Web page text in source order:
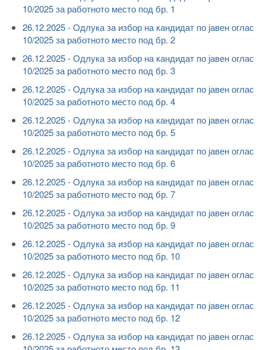
10/2025 за работното место под бр. 1
26.12.2025 - Oдлука за избор на кандидат по јавен оглас
10/2025 за работното место под бр. 2
26.12.2025 - Oдлука за избор на кандидат по јавен оглас
10/2025 за работното место под бр. 3
26.12.2025 - Oдлука за избор на кандидат по јавен оглас
10/2025 за работното место под бр. 4
26.12.2025 - Oдлука за избор на кандидат по јавен оглас
10/2025 за работното место под бр. 5
26.12.2025 - Oдлука за избор на кандидат по јавен оглас
10/2025 за работното место под бр. 6
26.12.2025 - Oдлука за избор на кандидат по јавен оглас
10/2025 за работното место под бр. 7
26.12.2025 - Oдлука за избор на кандидат по јавен оглас
10/2025 за работното место под бр. 9
26.12.2025 - Oдлука за избор на кандидат по јавен оглас
10/2025 за работното место под бр. 10
26.12.2025 - Oдлука за избор на кандидат по јавен оглас
10/2025 за работното место под бр. 11
26.12.2025 - Oдлука за избор на кандидат по јавен оглас
10/2025 за работното место под бр. 12
26.12.2025 - Oдлука за избор на кандидат по јавен оглас